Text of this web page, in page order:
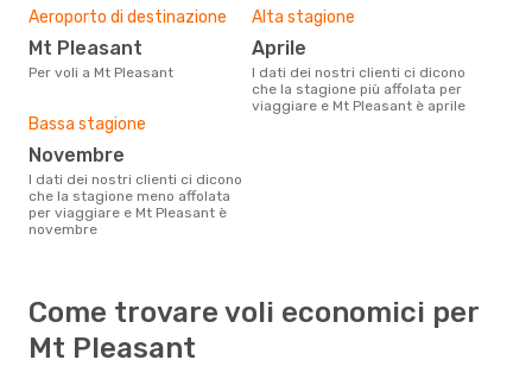
Aeroporto di destinazione
Mt Pleasant
Per voli a Mt Pleasant
Alta stagione
aprile
I dati dei nostri clienti ci dicono
che la stagione più affolata per
viaggiare e Mt Pleasant è aprile
Bassa stagione
novembre
I dati dei nostri clienti ci dicono
che la stagione meno affolata
per viaggiare e Mt Pleasant è
novembre
Come trovare voli economici per
Mt Pleasant